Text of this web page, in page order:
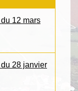
12 mars
28 janvier